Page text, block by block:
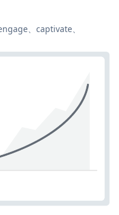
、captivate、